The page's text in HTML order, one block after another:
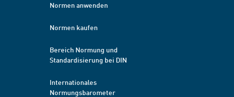
Normen anwenden
Normen kaufen
Bereich Normung und
Standardisierung bei DIN
Internationales
Normungsbarometer